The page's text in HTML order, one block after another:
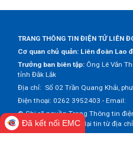
TRANG THÔNG TIN ĐIỆN TỬ LIÊN
Cơ quan chủ quản: Liên đoàn Lao
Trưởng ban biên tập: Ông Lê Văn
tỉnh Đắk Lắk
Địa chỉ: Số 02 Trần Quang Khải,
Điện thoại: 0262 3952403 - Email:
© Ghi rõ nguồn Trang Thông tin
Đắk Lắk khi trích dẫn lại tin từ địa
Đã kết nối EMC